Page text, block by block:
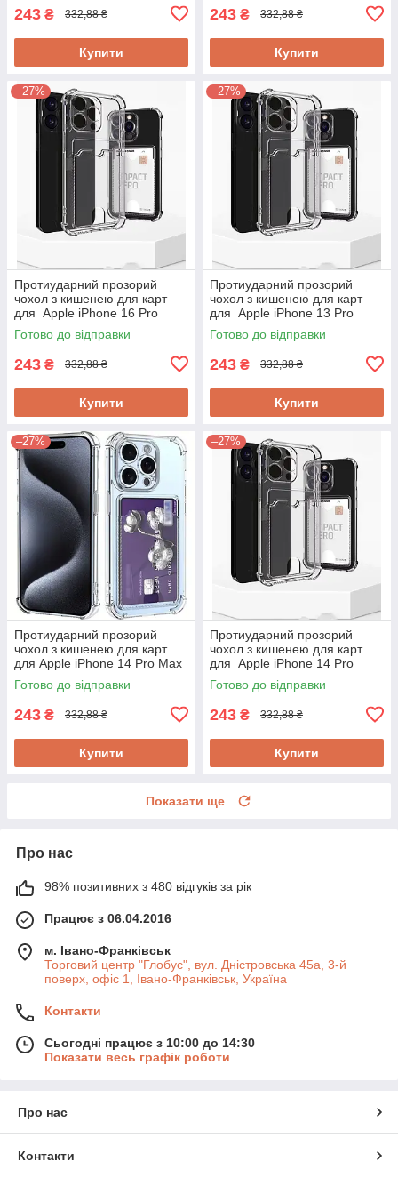
243 ₴ 332,88 ₴
Купити
243 ₴ 332,88 ₴
Купити
–27%
Протиударний прозорий
чохол з кишенею для карт
для Apple iPhone 16 Pro
Готово до відправки
243 ₴ 332,88 ₴
Купити
–27%
Протиударний прозорий
чохол з кишенею для карт
для Apple iPhone 13 Pro
Готово до відправки
243 ₴ 332,88 ₴
Купити
–27%
Протиударний прозорий
чохол з кишенею для карт
для Apple iPhone 14 Pro Max
Готово до відправки
243 ₴ 332,88 ₴
Купити
–27%
Протиударний прозорий
чохол з кишенею для карт
для Apple iPhone 14 Pro
Готово до відправки
243 ₴ 332,88 ₴
Купити
Показати ще
Про нас
98% позитивних з 480 відгуків за рік
Працює з 06.04.2016
м. Івано-Франківськ
Торговий центр "Глобус", вул. Дністровська 45а, 3-й
поверх, офіс 1, Івано-Франківськ, Україна
Контакти
Сьогодні працює з 10:00 до 14:30
Показати весь графік роботи
Про нас
Контакти